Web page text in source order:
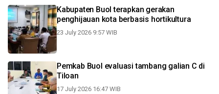
Kabupaten Buol terapkan gerakan
penghijauan kota berbasis hortikultura
23 July 2026 9:57 WIB
Pemkab Buol evaluasi tambang galian C di
Tiloan
17 July 2026 16:47 WIB